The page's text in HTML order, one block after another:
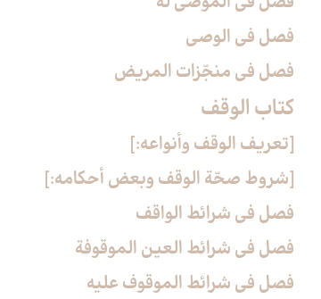
فصل في الوصي
فصل في منجّزات المريض
كتاب الوقف‏
[تعريف الوقف وأنواعه:]
[شروط صحّة الوقف وبعض أحكامه:]
فصل في شرائط الواقف
فصل في شرائط العين الموقوفة
فصل في شرائط الموقوف عليه